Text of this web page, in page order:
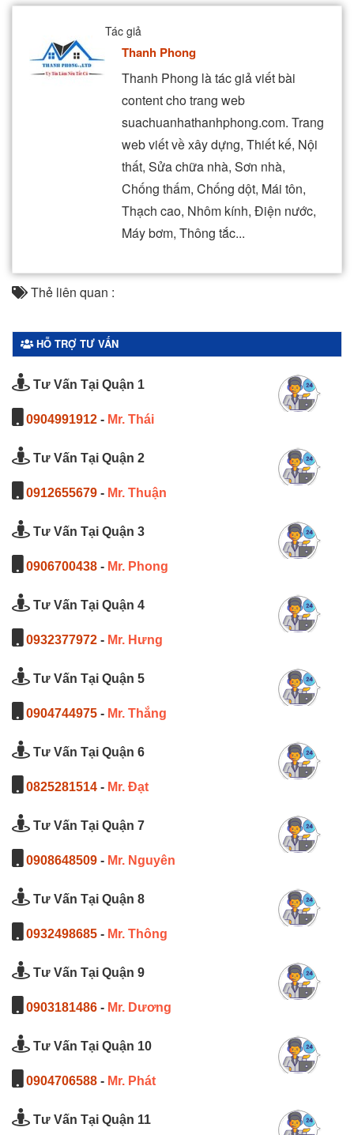
Tác giả
Thanh Phong
Thanh Phong là tác giả viết bài
content cho trang web
suachuanhathanhphong.com. Trang
web viết về xây dựng, Thiết kế, Nội
thất, Sửa chữa nhà, Sơn nhà,
Chống thấm, Chống dột, Mái tôn,
Thạch cao, Nhôm kính, Điện nước,
Máy bơm, Thông tắc...
Thẻ liên quan :
HỖ TRỢ TƯ VẤN
Tư Vấn Tại Quận 1
0904991912 - Mr. Thái
Tư Vấn Tại Quận 2
0912655679 - Mr. Thuận
Tư Vấn Tại Quận 3
0906700438 - Mr. Phong
Tư Vấn Tại Quận 4
0932377972 - Mr. Hưng
Tư Vấn Tại Quận 5
0904744975 - Mr. Thắng
Tư Vấn Tại Quận 6
0825281514 - Mr. Đạt
Tư Vấn Tại Quận 7
0908648509 - Mr. Nguyên
Tư Vấn Tại Quận 8
0932498685 - Mr. Thông
Tư Vấn Tại Quận 9
0903181486 - Mr. Dương
Tư Vấn Tại Quận 10
0904706588 - Mr. Phát
Tư Vấn Tại Quận 11